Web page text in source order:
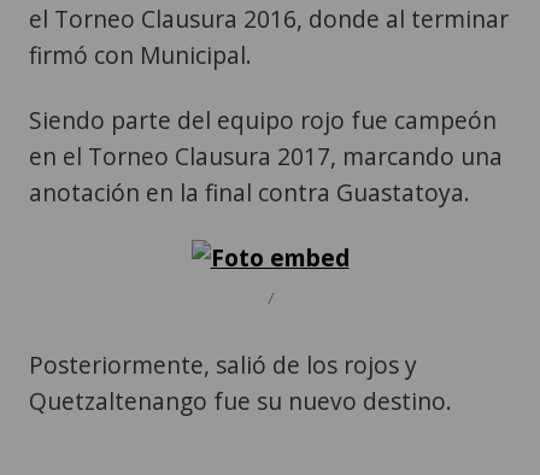
el Torneo Clausura 2016, donde al terminar
firmó con Municipal.
Siendo parte del equipo rojo fue campeón
en el Torneo Clausura 2017, marcando una
anotación en la final contra Guastatoya.
/
Posteriormente, salió de los rojos y
Quetzaltenango fue su nuevo destino.